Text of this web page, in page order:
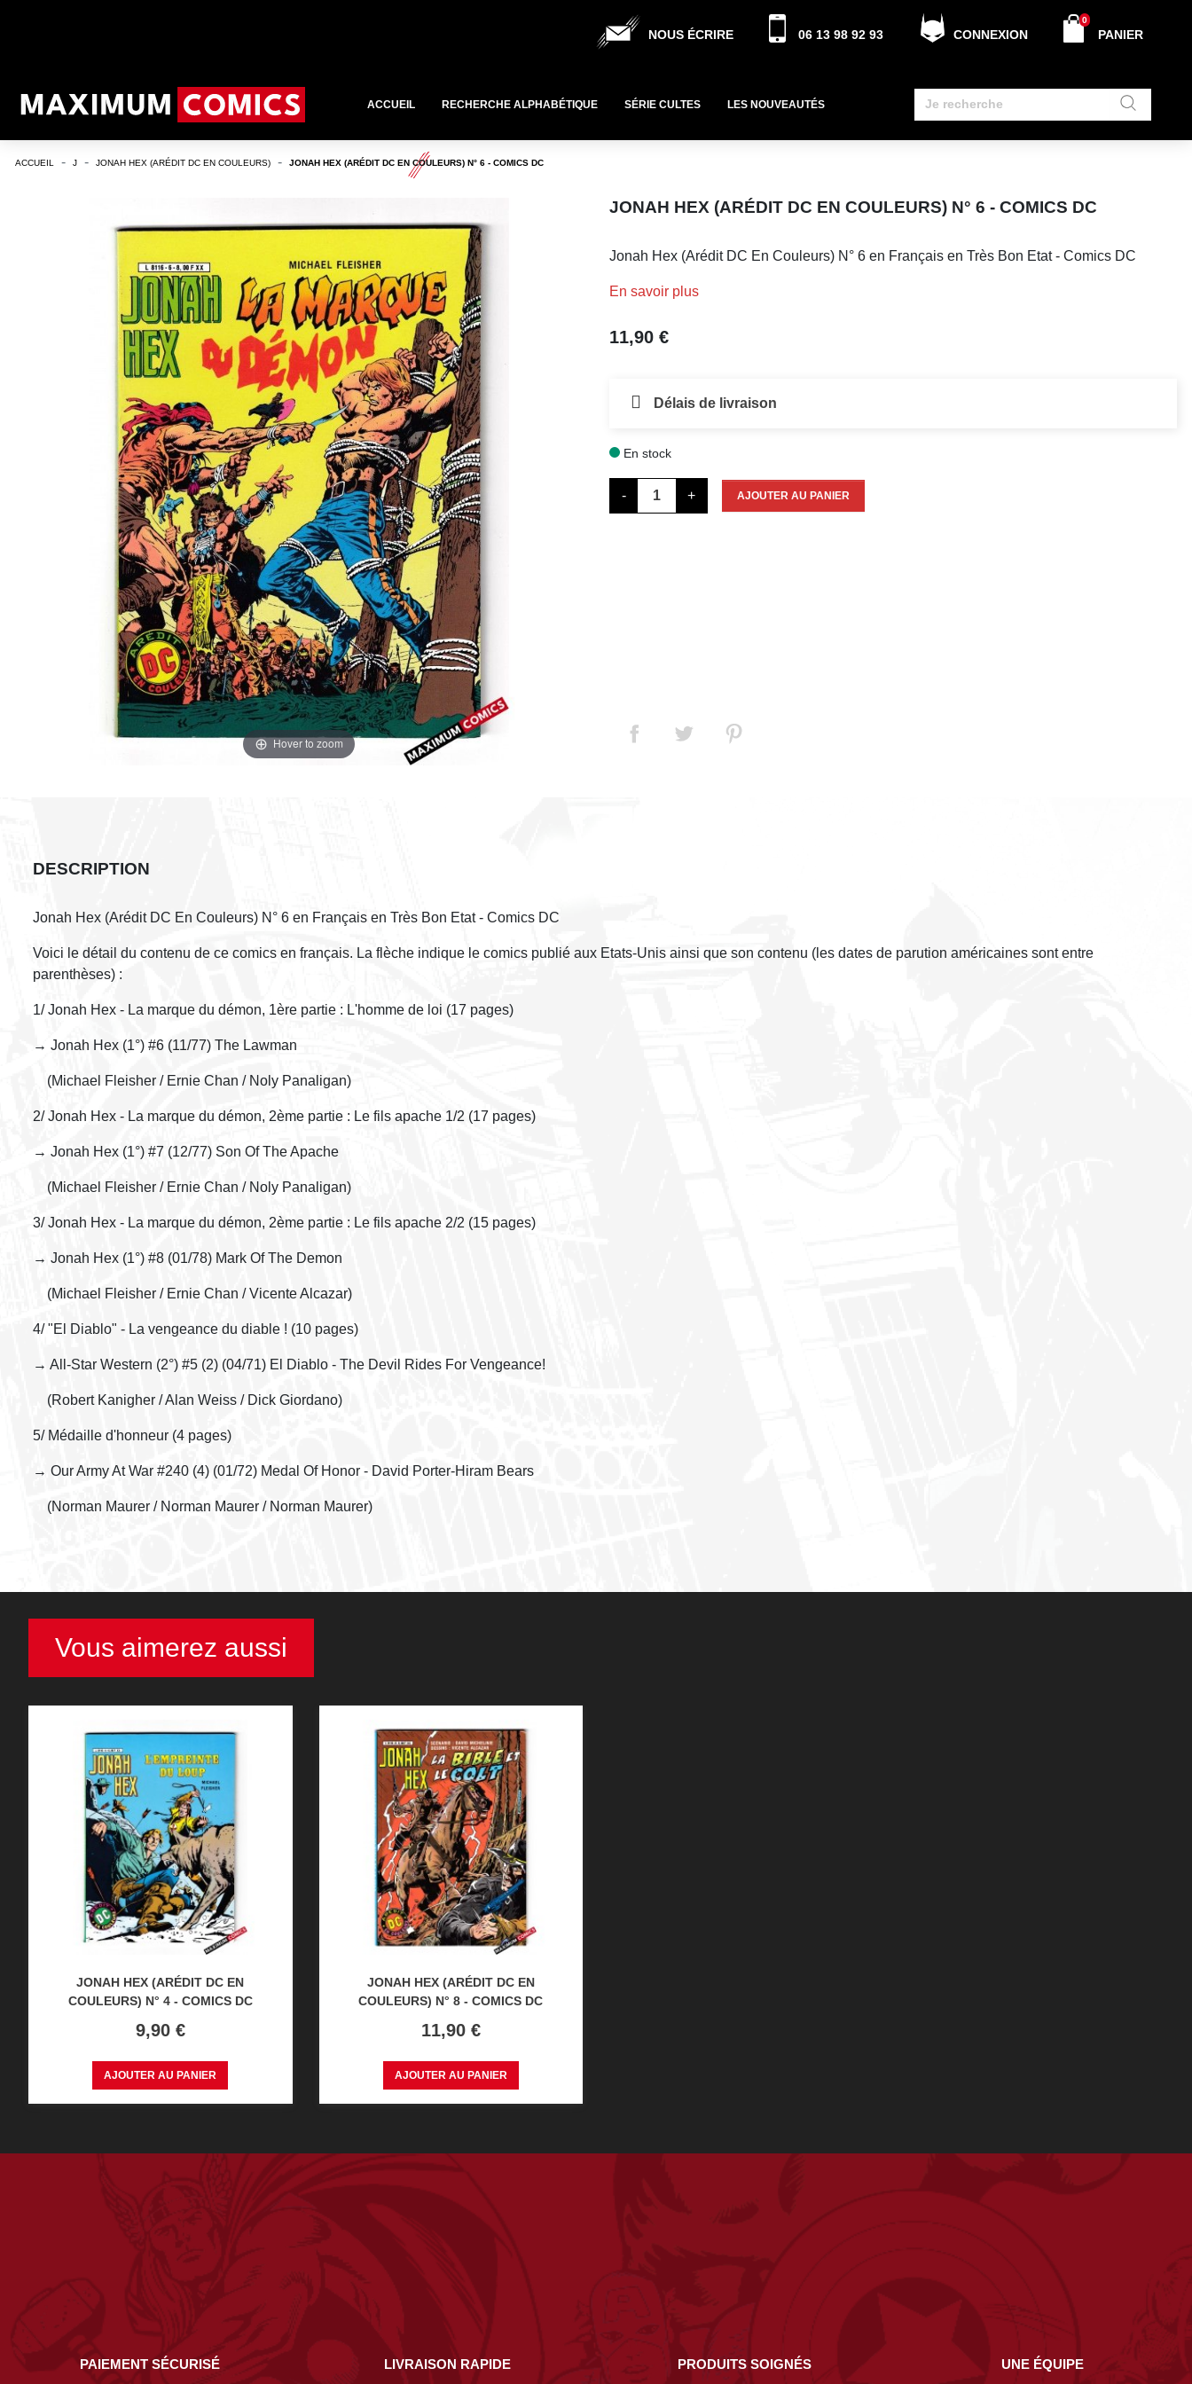
NOUS ÉCRIRE 06 13 98 92 93 CONNEXION PANIER
0
ACCUEIL RECHERCHE ALPHABÉTIQUE SÉRIE CULTES LES NOUVEAUTÉS
ACCUEIL J JONAH HEX (ARÉDIT DC EN COULEURS) JONAH HEX (ARÉDIT DC EN COULEURS) N° 6 - COMICS DC
Hover to zoom
JONAH HEX (ARÉDIT DC EN COULEURS) N° 6 - COMICS DC
Jonah Hex (Arédit DC En Couleurs) N° 6 en Français en Très Bon Etat - Comics DC
En savoir plus
11,90 €
Délais de livraison
En stock
- + AJOUTER AU PANIER
DESCRIPTION
Jonah Hex (Arédit DC En Couleurs) N° 6 en Français en Très Bon Etat - Comics DC
Voici le détail du contenu de ce comics en français. La flèche indique le comics publié aux Etats-Unis ainsi que son contenu (les dates de parution américaines sont entre
parenthèses) :
1/ Jonah Hex - La marque du démon, 1ère partie : L'homme de loi (17 pages)
→ Jonah Hex (1°) #6 (11/77) The Lawman
(Michael Fleisher / Ernie Chan / Noly Panaligan)
2/ Jonah Hex - La marque du démon, 2ème partie : Le fils apache 1/2 (17 pages)
→ Jonah Hex (1°) #7 (12/77) Son Of The Apache
(Michael Fleisher / Ernie Chan / Noly Panaligan)
3/ Jonah Hex - La marque du démon, 2ème partie : Le fils apache 2/2 (15 pages)
→ Jonah Hex (1°) #8 (01/78) Mark Of The Demon
(Michael Fleisher / Ernie Chan / Vicente Alcazar)
4/ "El Diablo" - La vengeance du diable ! (10 pages)
→ All-Star Western (2°) #5 (2) (04/71) El Diablo - The Devil Rides For Vengeance!
(Robert Kanigher / Alan Weiss / Dick Giordano)
5/ Médaille d'honneur (4 pages)
→ Our Army At War #240 (4) (01/72) Medal Of Honor - David Porter-Hiram Bears
(Norman Maurer / Norman Maurer / Norman Maurer)
Vous aimerez aussi
JONAH HEX (ARÉDIT DC EN
COULEURS) N° 4 - COMICS DC
Prix
9,90 €
AJOUTER AU PANIER
JONAH HEX (ARÉDIT DC EN
COULEURS) N° 8 - COMICS DC
Prix
11,90 €
AJOUTER AU PANIER
PAIEMENT SÉCURISÉ LIVRAISON RAPIDE PRODUITS SOIGNÉS UNE ÉQUIPE